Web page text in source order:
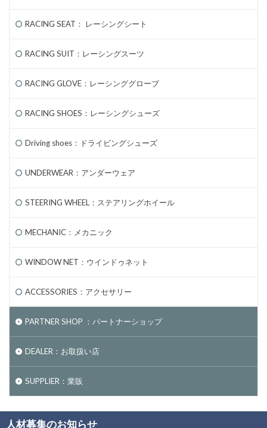
RACING SEAT： レーシングシート
RACING SUIT：レーシングスーツ
RACING GLOVE：レーシンググローブ
RACING SHOES：レーシングシューズ
Driving shoes：ドライビングシューズ
UNDERWEAR：アンダーウェア
STEERING WHEEL：ステアリングホイール
MECHANIC：メカニック
WINDOW NET：ウインドゥネット
ACCESSORIES：アクセサリー
PARTNER SHOP ：パートナーショップ
DEALER：お取扱い店
SUPPLIER：業販
人材募集のお知らせ